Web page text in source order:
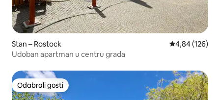
Stan – Rostock Prosječna
4,84 (126)
Udoban apartman u centru grada
Odabrali gosti
Odabrali gosti